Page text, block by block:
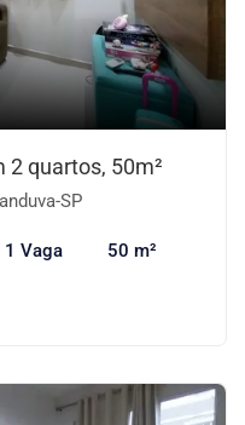
quartos, 50m²
SP
1 Vaga 50 m²